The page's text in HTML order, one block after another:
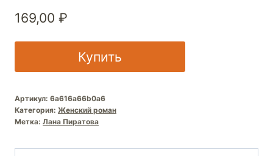
169,00 ₽
Купить
Артикул: 6a616a66b0a6
Категория: Женский роман
Метка: Лана Пиратова